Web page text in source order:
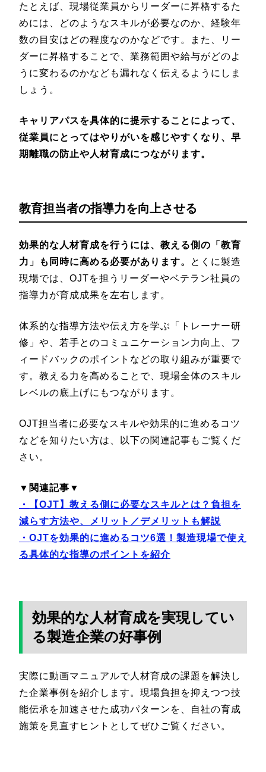
たとえば、現場従業員からリーダーに昇格するた
めには、どのようなスキルが必要なのか、経験年
数の目安はどの程度なのかなどです。また、リー
ダーに昇格することで、業務範囲や給与がどのよ
うに変わるのかなども漏れなく伝えるようにしま
しょう。
キャリアパスを具体的に提示することによって、
従業員にとってはやりがいを感じやすくなり、早
期離職の防止や人材育成につながります。
教育担当者の指導力を向上させる
効果的な人材育成を行うには、教える側の「教育
力」も同時に高める必要があります。
とくに製造
現場では、OJTを担うリーダーやベテラン社員の
指導力が育成成果を左右します。
体系的な指導方法や伝え方を学ぶ「トレーナー研
修」や、若手とのコミュニケーション力向上、フ
ィードバックのポイントなどの取り組みが重要で
す。教える力を高めることで、現場全体のスキル
レベルの底上げにもつながります。
OJT担当者に必要なスキルや効果的に進めるコツ
などを知りたい方は、以下の関連記事もご覧くだ
さい。
▼関連記事▼
・
【OJT】教える側に必要なスキルとは？負担を
減らす方法や、メリット／デメリットも解説
・ OJTを効果的に進めるコツ6選！製造現場で使え
る具体的な指導のポイントを紹介
効果的な人材育成を実現してい
る製造企業の好事例
実際に動画マニュアルで人材育成の課題を解決し
た企業事例を紹介します。現場負担を抑えつつ技
能伝承を加速させた成功パターンを、自社の育成
施策を見直すヒントとしてぜひご覧ください。